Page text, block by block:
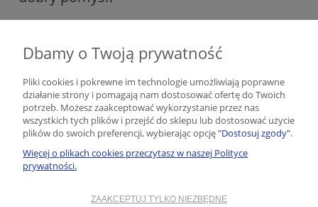
Spodnie na szelkach dla chłopcato świetny pomysł na ważną
beżowe spodnie na szelkach.W Taturo z łatwością (i
przyjemnością!) skomponujesz cały zestaw dla swojego maluszka.
Posiadamy w ofercie także:
bluzki dla chłopca
eleganckie body z długim rękawem dla chłopca
eleganckie body z krótkim rękawem dla chłopca
bluzy dla chłopca
bluzy rozpinane dla chłopca
T-shirty dla chłopca
legginsy dla chłopca
Dbamy o Twoją prywatność
Pliki cookies i pokrewne im technologie umożliwiają poprawne
działanie strony i pomagają nam dostosować ofertę do Twoich
potrzeb. Możesz zaakceptować wykorzystanie przez nas
wszystkich tych plików i przejść do sklepu lub dostosować użycie
plików do swoich preferencji, wybierając opcję"Dostosuj zgody".
Więcej o plikach cookies przeczytasz w naszej Polityce
prywatności.
ZAAKCEPTUJ TYLKO NIEZBĘDNE